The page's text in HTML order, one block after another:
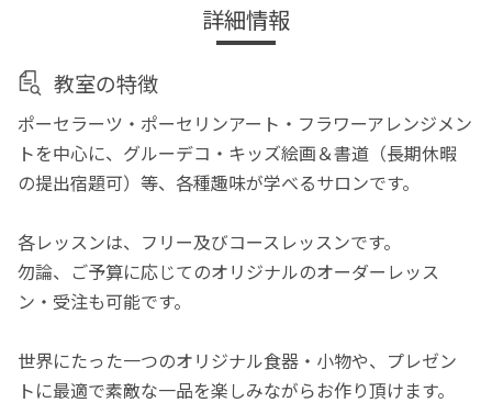
詳細情報
教室の特徴
ポーセラーツ・ポーセリンアート・フラワーアレンジメン
トを中心に、グルーデコ・キッズ絵画＆書道（長期休暇
の提出宿題可）等、各種趣味が学べるサロンです。
各レッスンは、フリー及びコースレッスンです。
勿論、ご予算に応じてのオリジナルのオーダーレッス
ン・受注も可能です。
世界にたった一つのオリジナル食器・小物や、プレゼン
トに最適で素敵な一品を楽しみながらお作り頂けます。